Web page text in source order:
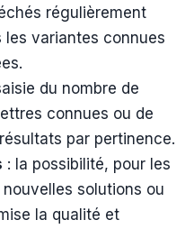
régulièrement
variantes connues
du nombre de
connues ou de
par pertinence.
: la possibilité, pour les
solutions ou
la qualité et